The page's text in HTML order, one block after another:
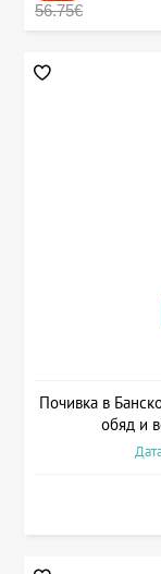
56.75€
Почивка в
обяд и